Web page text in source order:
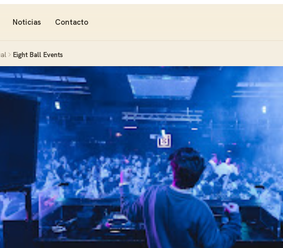
Noticias Contacto
Eight Ball Events